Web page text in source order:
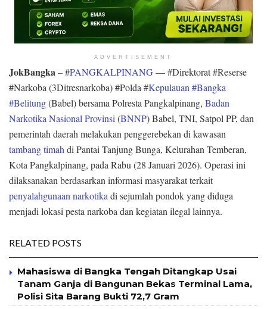
ADVERTISEMENT
JokBangka– #PANGKALPINANG— #Direktorat #Reserse
#Narkoba (3Ditresnarkoba) #Polda #Kepulauan #Bangka
#Belitung(Babel) bersama Polresta Pangkalpinang, Badan
Narkotika Nasional Provinsi (BNNP) Babel, TNI, Satpol PP, dan
pemerintah daerah melakukan penggerebekan di kawasan
tambang timah di Pantai Tanjung Bunga, Kelurahan Temberan,
Kota Pangkalpinang, pada Rabu (28 Januari 2026). Operasi ini
dilaksanakan berdasarkan informasi masyarakat terkait
penyalahgunaan narkotika di sejumlah pondok yang diduga
menjadi lokasi pesta narkoba dan kegiatan ilegal lainnya.
RELATED POSTS
Mahasiswa di Bangka Tengah Ditangkap Usai
Tanam Ganja di Bangunan Bekas Terminal Lama,
Polisi Sita Barang Bukti 72,7 Gram